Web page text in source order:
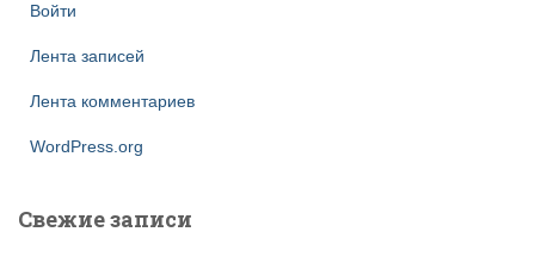
Войти
Лента записей
Лента комментариев
WordPress.org
Свежие записи